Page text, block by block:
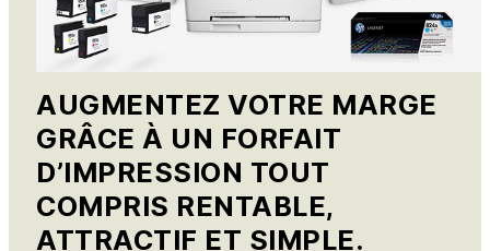
AUGMENTEZ VOTRE MARGE
GRÂCE À UN FORFAIT
D’IMPRESSION TOUT
COMPRIS RENTABLE,
ATTRACTIF ET SIMPLE.